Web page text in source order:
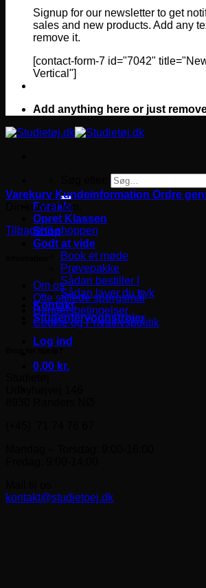
Signup for our newsletter to get
sales and new products. Add any
remove it.
[contact-form-7 id="7042"
Vertical"]
Add anything here or just
Forside
Opret Klassen
Shop
Godt at vide
Book et møde
Prøvepakke
Sådan bestiller I
Sådan laver du tryk
Kontakt
Studentervognstrøjer
Log ind
0,00 kr.
Varekurv Kundeinformation Ordre
Din kurv er tom.
Tilbage til shoppen
Om os
Ofte stillede spørgsmål
Handelsbetingelser
Cookie og Privatlivspolitik
kontakt@studietoej.dk